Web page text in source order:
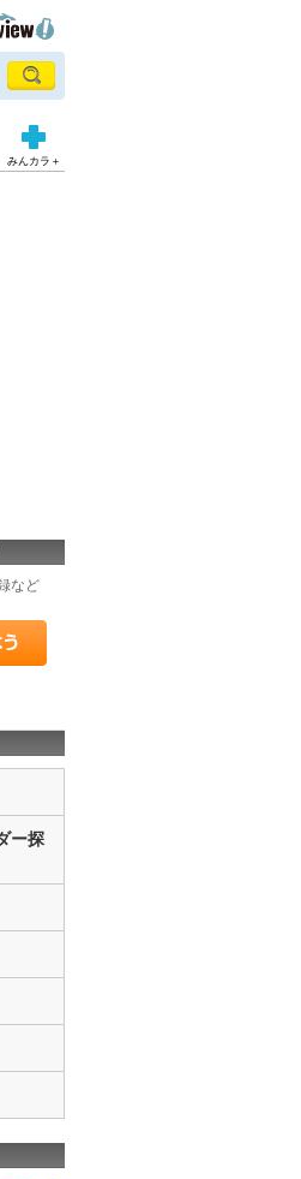
みんカラ＋
など
ー探